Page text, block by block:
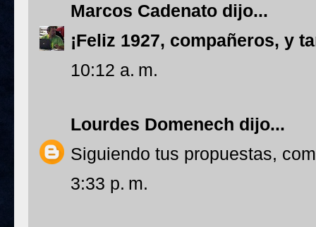
Marcos Cadenato dijo...
¡Feliz 1927, compañeros, y
10:12 a. m.
Lourdes Domenech dijo...
Siguiendo tus propuestas,
3:33 p. m.